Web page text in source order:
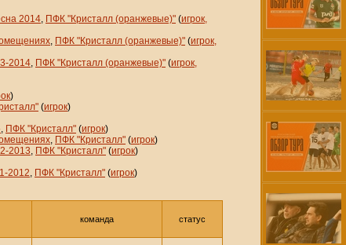
2014, ПФК "Кристалл (оранжевые)" (игрок,
, ПФК "Кристалл (оранжевые)" (игрок,
2014, ПФК "Кристалл (оранжевые)" (игрок,
)
(игрок)
, ПФК "Кристалл" (игрок)
, ПФК "Кристалл" (игрок)
2013, ПФК "Кристалл" (игрок)
2012, ПФК "Кристалл" (игрок)
команда статус